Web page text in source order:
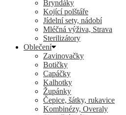
Bryndáky
Kojící polštáře
Jídelní sety, nádobí
Mléčná výživa, Strava
Sterilizátory
Oblečení
Zavinovačky
Botičky
Capáčky
Kalhotky
Župánky
Čepice, šátky, rukavice
Kombinézy, Overaly